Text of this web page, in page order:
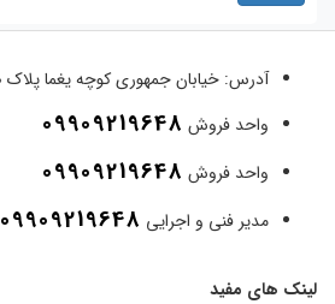
آدرس: خیابان جمهوری کوچه یغما پلاک ۲۲۰ واحد ۸
واحد فروش 09909219648
واحد فروش 09909219648
مدیر فنی و اجرایی 09909219648
لینک های مفید